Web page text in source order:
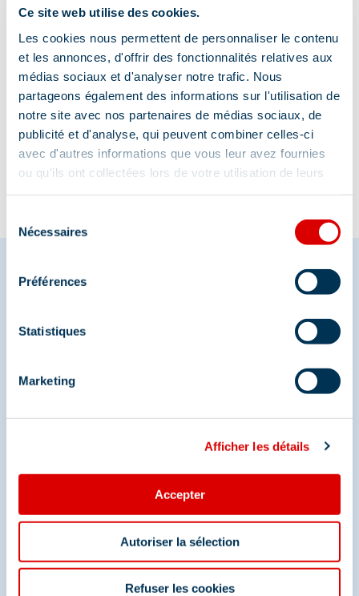
Ce site web utilise des cookies.
Les cookies nous permettent de personnaliser le contenu
et les annonces, d'offrir des fonctionnalités relatives aux
médias sociaux et d'analyser notre trafic. Nous
partageons également des informations sur l'utilisation de
notre site avec nos partenaires de médias sociaux, de
publicité et d'analyse, qui peuvent combiner celles-ci
avec d'autres informations que vous leur avez fournies
ou qu'ils ont collectées lors de votre utilisation de leurs
Nécessaires
Préférences
Statistiques
Marketing
Afficher les détails
Accepter
Autoriser la sélection
Refuser les cookies
Information mise à jour le
13/08/2025
Méribel
Et retrouvez-nous sur les réseaux sociaux